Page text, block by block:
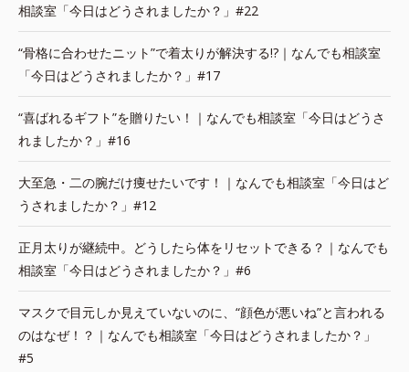
相談室「今日はどうされましたか？」#22
“骨格に合わせたニット”で着太りが解決する!?｜なんでも相談室
「今日はどうされましたか？」#17
“喜ばれるギフト”を贈りたい！｜なんでも相談室「今日はどうさ
れましたか？」#16
大至急・二の腕だけ痩せたいです！｜なんでも相談室「今日はど
うされましたか？」#12
正月太りが継続中。どうしたら体をリセットできる？｜なんでも
相談室「今日はどうされましたか？」#6
マスクで目元しか見えていないのに、“顔色が悪いね”と言われる
のはなぜ！？｜なんでも相談室「今日はどうされましたか？」
#5